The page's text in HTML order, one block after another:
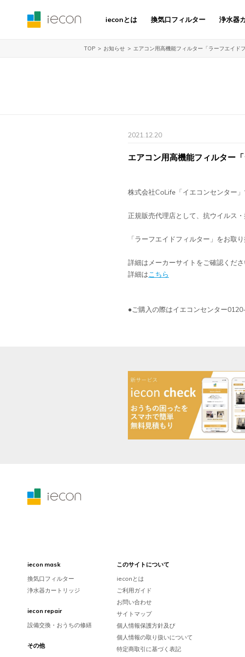
ieconとは 換気口フィルター 浄水器
TOP お知らせ エアコン用高機能フィルター「ラーフエイド
2021.12.20
エアコン用高機能フィルター
株式会社CoLife「イエコンセンター」
正規販売代理店として、抗ウイルス
「ラーフエイドフィルター」をお取
詳細はメーカーサイトをご確認くださ
詳細はこちら
●ご購入の際はイエコンセンター
iecon mask
換気口フィルター
浄水器カートリッジ
iecon repair
設備交換・おうちの修繕
その他
このサイトについて
ieconとは
ご利用ガイド
お問い合わせ
サイトマップ
個人情報保護方針及び
個人情報の取り扱いについて
特定商取引に基づく表記